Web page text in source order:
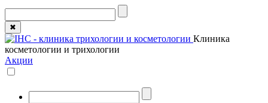
✖
Клиника
косметологии и трихологии
Акции